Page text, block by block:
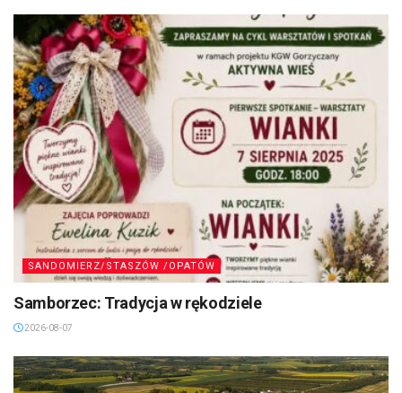
SANDOMIERZ/STASZÓW /OPATÓW
Samborzec: Tradycja w rękodziele
2026-08-07